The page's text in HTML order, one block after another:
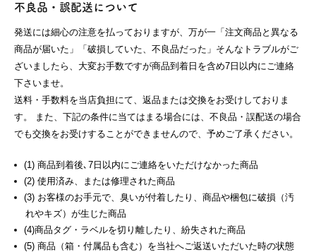
不良品・誤配送について
発送には細心の注意を払っておりますが、万が一「注文商品と異なる
商品が届いた」「破損していた、不良品だった」そんなトラブルがご
ざいましたら、大変お手数ですが商品到着日を含め7日以内にご連絡
下さいませ。
送料・手数料を当店負担にて、返品または交換をお受けしておりま
す。 また、下記の条件に当てはまる場合には、不良品・誤配送の場合
でも交換をお受けすることができませんので、予めご了承ください。
(1) 商品到着後､7日以内にご連絡をいただけなかった商品
(2) 使用済み、または修理された商品
(3) お客様のお手元で、臭いが付着したり、商品や梱包に破損（汚
れやキズ）が生じた商品
(4)商品タグ・ラベルを切り離したり、紛失された商品
(5) 商品（箱・付属品も含む）を当社へご返送いただいた時の状態